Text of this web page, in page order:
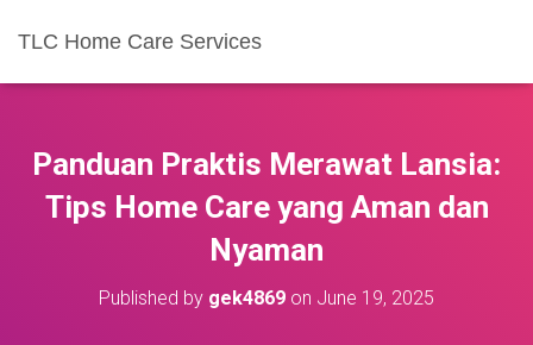
TLC Home Care Services
Panduan Praktis Merawat Lansia:
Tips Home Care yang Aman dan
Nyaman
Published by gek4869 on June 19, 2025